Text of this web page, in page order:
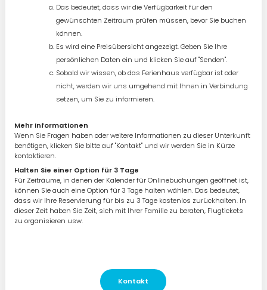
Das bedeutet, dass wir die Verfügbarkeit für den
gewünschten Zeitraum prüfen müssen, bevor Sie buchen
können.
Es wird eine Preisübersicht angezeigt. Geben Sie Ihre
persönlichen Daten ein und klicken Sie auf "Senden".
Sobald wir wissen, ob das Ferienhaus verfügbar ist oder
nicht, werden wir uns umgehend mit Ihnen in Verbindung
setzen, um Sie zu informieren.
Mehr Informationen
Wenn Sie Fragen haben oder weitere Informationen zu dieser Unterkunft
benötigen, klicken Sie bitte auf "Kontakt" und wir werden Sie in Kürze
kontaktieren.
Halten Sie einer Option für 3 Tage
Für Zeiträume, in denen der Kalender für Onlinebuchungen geöffnet ist,
können Sie auch eine Option für 3 Tage halten wählen. Das bedeutet,
dass wir Ihre Reservierung für bis zu 3 Tage kostenlos zurückhalten. In
dieser Zeit haben Sie Zeit, sich mit Ihrer Familie zu beraten, Flugtickets
zu organisieren usw.
Kontakt